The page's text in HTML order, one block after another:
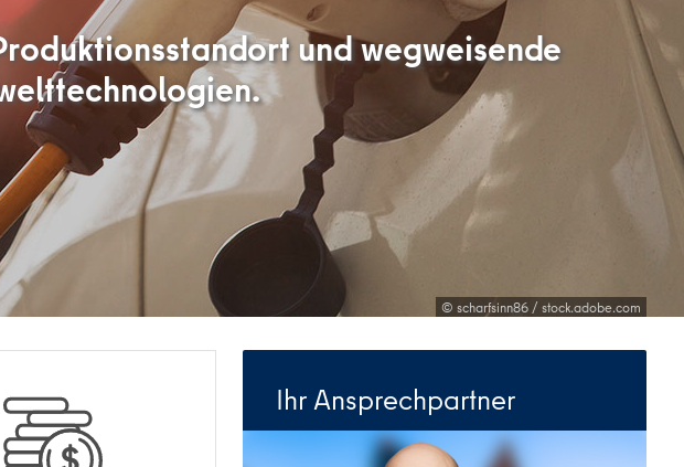
© scharfsinn86 / stock.adobe.com
und wegweisende
Ihr Ansprechpartner